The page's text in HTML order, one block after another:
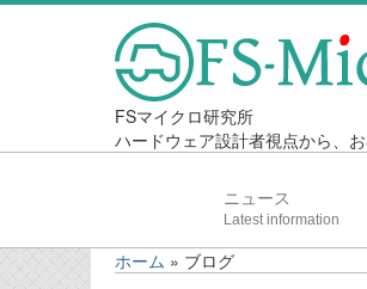
FSマイクロ研究所
ハードウェア設計者視点から、
ニュース
ホーム » ブログ